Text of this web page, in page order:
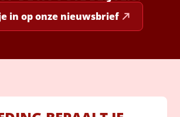
in op onze nieuwsbrief